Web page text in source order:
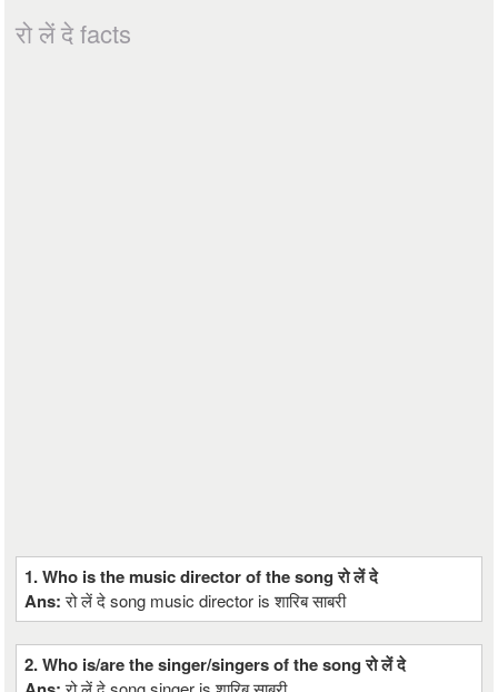
रो लें दे facts
1. Who is the music director of the song रो लें दे
Ans:रो लें दे song music director is शारिब साबरी
2. Who is/are the singer/singers of the song रो लें दे